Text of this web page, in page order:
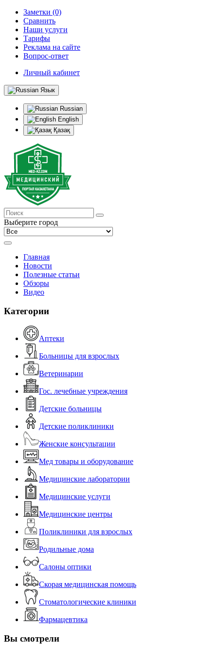
Заметки (0)
Сравнить
Наши услуги
Тарифы
Реклама на сайте
Вопрос-ответ
Личный кабинет
Язык
Russian
English
Қазақ
Выберите город
Главная
Новости
Полезные статьи
Обзоры
Видео
Категории
Аптеки
Больницы для взрослых
Ветеринарии
Гос. лечебные учреждения
Детские больницы
Детские поликлиники
Женские консультации
Мед товары и оборудование
Медицинские лаборатории
Медицинские услуги
Медицинские центры
Поликлиники для взрослых
Родильные дома
Салоны оптики
Скорая медицинская помощь
Стоматологические клиники
Фармацевтика
Вы смотрели